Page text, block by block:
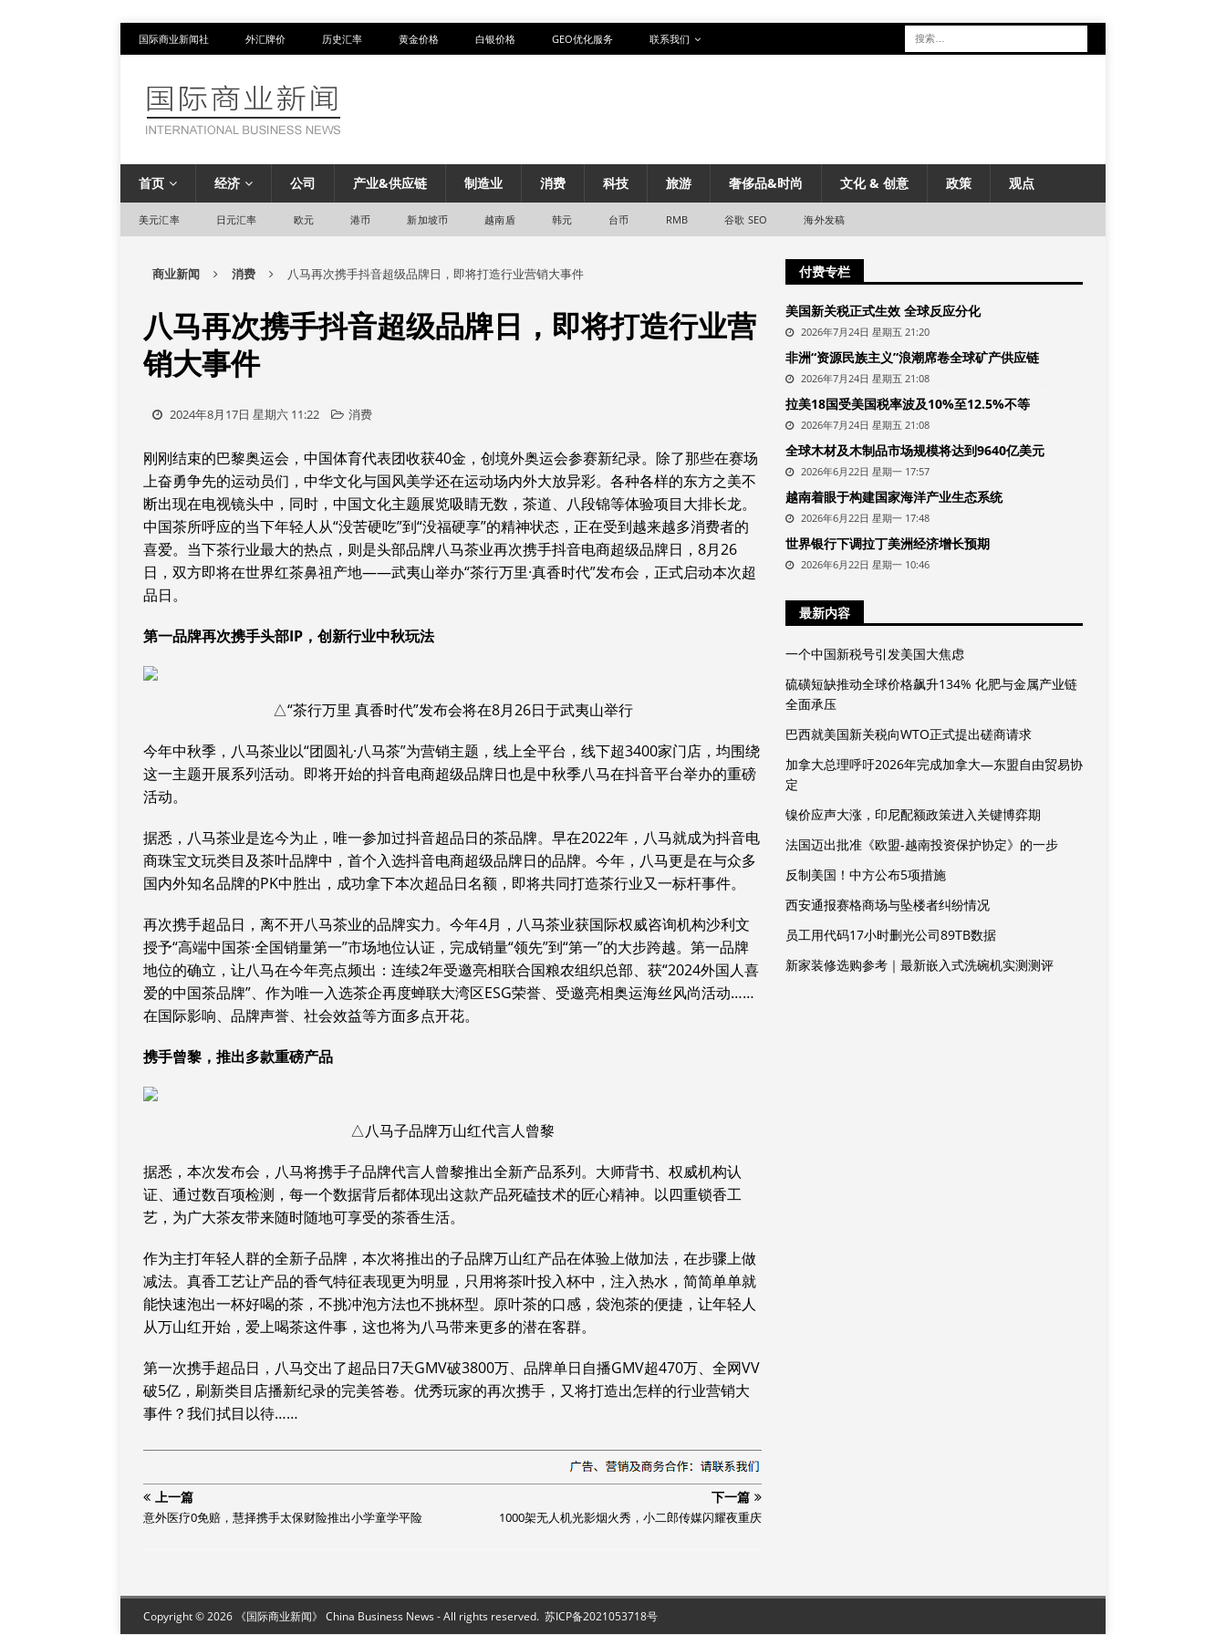
国际商业新闻社 外汇牌价 历史汇率 黄金价格 白银价格 GEO优化服务 联系我们
首页 经济 公司 产业&供应链 制造业 消费 科技 旅游 奢侈品&时尚 文化 & 创意 政策 观点
美元汇率 日元汇率 欧元 港币 新加坡币 越南盾 韩元 台币 RMB 谷歌 SEO 海外发稿
商业新闻 消费 八马再次携手抖音超级品牌日，即将打造行业营销大事件
八马再次携手抖音超级品牌日，即将打造行业营
销大事件
2024年8月17日 星期六 11:22 消费
刚刚结束的巴黎奥运会，中国体育代表团收获40金，创境外奥运会参赛新纪录。除了那些在赛场
上奋勇争先的运动员们，中华文化与国风美学还在运动场内外大放异彩。各种各样的东方之美不
断出现在电视镜头中，同时，中国文化主题展览吸睛无数，茶道、八段锦等体验项目大排长龙。
中国茶所呼应的当下年轻人从“没苦硬吃”到“没福硬享”的精神状态，正在受到越来越多消费者的
喜爱。当下茶行业最大的热点，则是头部品牌八马茶业再次携手抖音电商超级品牌日，8月26
日，双方即将在世界红茶鼻祖产地——武夷山举办“茶行万里·真香时代”发布会，正式启动本次超
品日。
第一品牌再次携手头部IP，创新行业中秋玩法
△“茶行万里 真香时代”发布会将在8月26日于武夷山举行
今年中秋季，八马茶业以“团圆礼·八马茶”为营销主题，线上全平台，线下超3400家门店，均围绕
这一主题开展系列活动。即将开始的抖音电商超级品牌日也是中秋季八马在抖音平台举办的重磅
活动。
据悉，八马茶业是迄今为止，唯一参加过抖音超品日的茶品牌。早在2022年，八马就成为抖音电
商珠宝文玩类目及茶叶品牌中，首个入选抖音电商超级品牌日的品牌。今年，八马更是在与众多
国内外知名品牌的PK中胜出，成功拿下本次超品日名额，即将共同打造茶行业又一标杆事件。
再次携手超品日，离不开八马茶业的品牌实力。今年4月，八马茶业获国际权威咨询机构沙利文
授予“高端中国茶·全国销量第一”市场地位认证，完成销量“领先”到“第一”的大步跨越。第一品牌
地位的确立，让八马在今年亮点频出：连续2年受邀亮相联合国粮农组织总部、获“2024外国人喜
爱的中国茶品牌”、作为唯一入选茶企再度蝉联大湾区ESG荣誉、受邀亮相奥运海丝风尚活动……
在国际影响、品牌声誉、社会效益等方面多点开花。
携手曾黎，推出多款重磅产品
△八马子品牌万山红代言人曾黎
据悉，本次发布会，八马将携手子品牌代言人曾黎推出全新产品系列。大师背书、权威机构认
证、通过数百项检测，每一个数据背后都体现出这款产品死磕技术的匠心精神。以四重锁香工
艺，为广大茶友带来随时随地可享受的茶香生活。
作为主打年轻人群的全新子品牌，本次将推出的子品牌万山红产品在体验上做加法，在步骤上做
减法。真香工艺让产品的香气特征表现更为明显，只用将茶叶投入杯中，注入热水，简简单单就
能快速泡出一杯好喝的茶，不挑冲泡方法也不挑杯型。原叶茶的口感，袋泡茶的便捷，让年轻人
从万山红开始，爱上喝茶这件事，这也将为八马带来更多的潜在客群。
第一次携手超品日，八马交出了超品日7天GMV破3800万、品牌单日自播GMV超470万、全网VV
破5亿，刷新类目店播新纪录的完美答卷。优秀玩家的再次携手，又将打造出怎样的行业营销大
事件？我们拭目以待……
上一篇
意外医疗0免赔，慧择携手太保财险推出小学童学平险
下一篇
1000架无人机光影烟火秀，小二郎传媒闪耀夜重庆
付费专栏
美国新关税正式生效 全球反应分化
2026年7月24日 星期五 21:20
非洲“资源民族主义”浪潮席卷全球矿产供应链
2026年7月24日 星期五 21:08
拉美18国受美国税率波及10%至12.5%不等
2026年7月24日 星期五 21:08
全球木材及木制品市场规模将达到9640亿美元
2026年6月22日 星期一 17:57
越南着眼于构建国家海洋产业生态系统
2026年6月22日 星期一 17:48
世界银行下调拉丁美洲经济增长预期
2026年6月22日 星期一 10:46
最新内容
一个中国新税号引发美国大焦虑
硫磺短缺推动全球价格飙升134% 化肥与金属产业链
全面承压
巴西就美国新关税向WTO正式提出磋商请求
加拿大总理呼吁2026年完成加拿大—东盟自由贸易协
定
镍价应声大涨，印尼配额政策进入关键博弈期
法国迈出批准《欧盟-越南投资保护协定》的一步
反制美国！中方公布5项措施
西安通报赛格商场与坠楼者纠纷情况
员工用代码17小时删光公司89TB数据
新家装修选购参考｜最新嵌入式洗碗机实测测评
Copyright © 2026 《国际商业新闻》 China Business News - All rights reserved. 苏ICP备2021053718号